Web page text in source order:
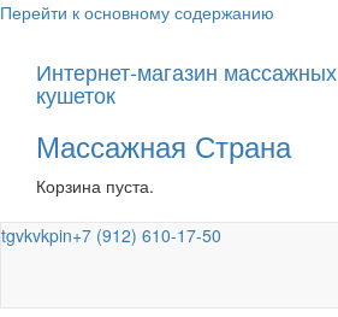
Перейти к основному содержанию
Интернет-магазин
кушеток
Массажная Страна
Корзина пуста.
tgvkvkpin+7 (912) 610-17-50